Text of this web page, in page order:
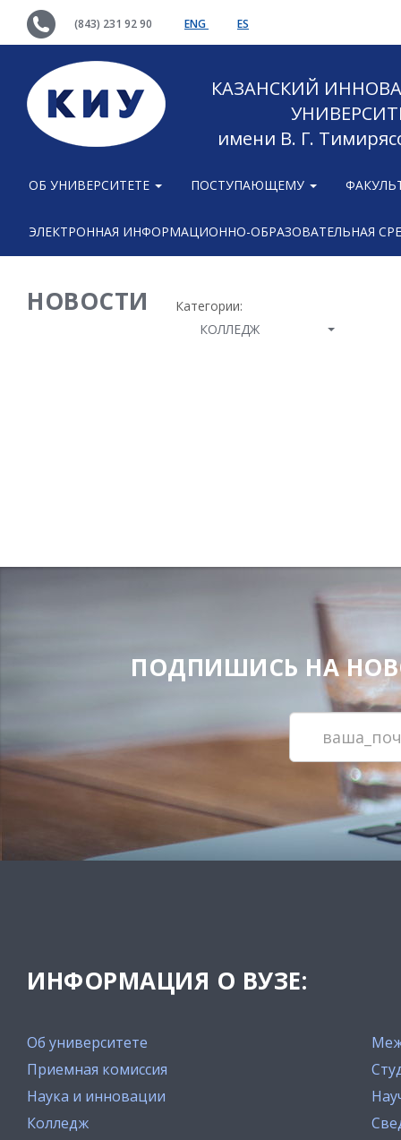
(843) 231 92 90 ENG ES
КАЗАНСКИЙ
имени В. Г.
ОБ УНИВЕРСИТЕТЕ ПОСТУПАЮЩЕМУ
ЭЛЕКТРОННАЯ ИНФОРМАЦИОННО-ОБРАЗОВАТЕЛЬНАЯ
НОВОСТИ
Категории:
КОЛЛЕДЖ
ПОДПИШИСЬ НА
ИНФОРМАЦИЯ О ВУЗЕ:
Об университете
Приемная комиссия
Наука и инновации
Колледж